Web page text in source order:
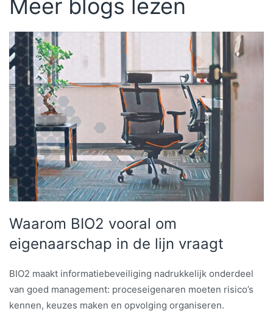
Meer blogs lezen
Waarom BIO2 vooral om
eigenaarschap in de lijn vraagt
BIO2 maakt informatiebeveiliging nadrukkelijk onderdeel
van goed management: proceseigenaren moeten risico’s
kennen, keuzes maken en opvolging organiseren.